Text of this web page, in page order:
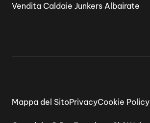
Vendita Caldaie Junkers Albairate
Mappa del SitoPrivacyCookie Policy